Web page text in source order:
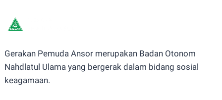
Gerakan Pemuda Ansor merupakan Badan Otonom
Nahdlatul Ulama yang bergerak dalam bidang sosial
keagamaan.